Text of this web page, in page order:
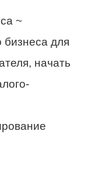
~
для
начать